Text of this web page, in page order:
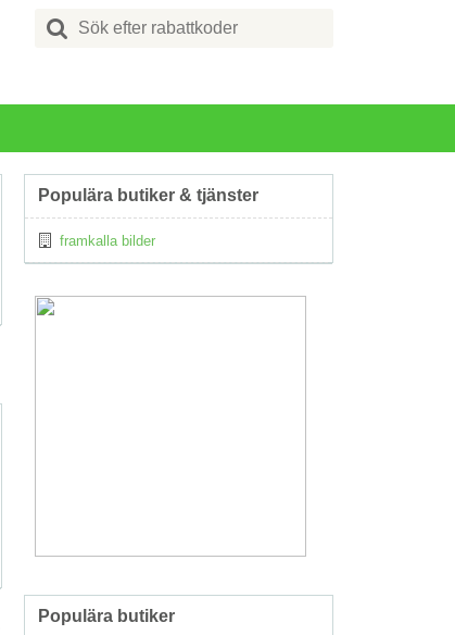
Search
for:
Populära butiker & tjänster
framkalla bilder
Populära butiker